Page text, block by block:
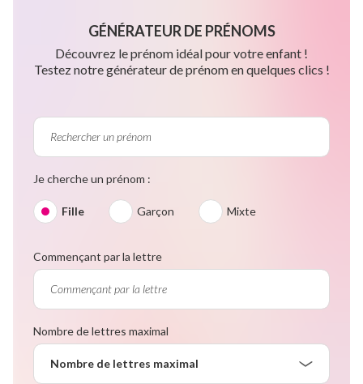
GÉNÉRATEUR DE PRÉNOMS
Découvrez le prénom idéal pour votre enfant !
Testez notre générateur de prénom en quelques clics !
Je cherche un prénom :
Fille Garçon Mixte
Commençant par la lettre
Nombre de lettres maximal
Nombre de lettres maximal